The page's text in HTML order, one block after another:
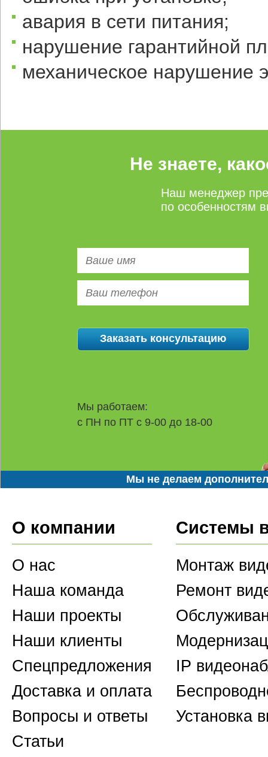
авария в сети питания;
нарушение гарантийной
механическое нарушение
Не знаете,
Наш менеджер
по особенностям
Мы работаем:
с ПН по ПТ с 9-00 до 18-00
Мы не делаем
О компании
О нас
Наша команда
Наши проекты
Наши клиенты
Спецпредложения
Доставка и оплата
Вопросы и ответы
Статьи
Системы
Монтаж
Ремонт
IP
Установка